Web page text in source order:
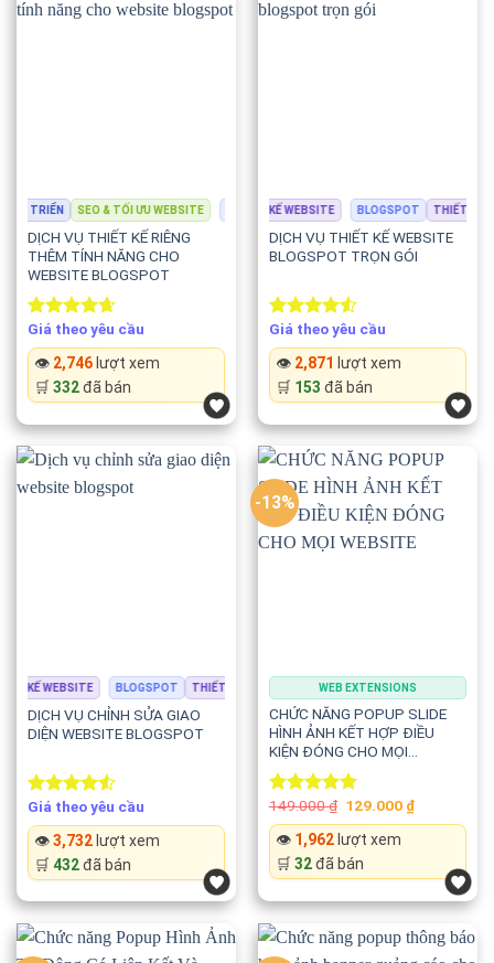
SEO & TỐI ƯU WEBSITE BLOGSPOT THIẾT KẾ WEBSITE LẬP TRÌNH & PHÁT
DỊCH VỤ THIẾT KẾ RIÊNG
THÊM TÍNH NĂNG CHO
WEBSITE BLOGSPOT
Rated4.67
out of 5
Giá theo yêu cầu
👁️ 2,746lượt xem
🛒 332đã bán
BLOGSPOT THIẾT KẾ WEBSITE BLOGSPOT THIẾT KẾ
DỊCH VỤ THIẾT KẾ WEBSITE
BLOGSPOT TRỌN GÓI
Rated
4.50out
of 5
Giá theo yêu cầu
👁️ 2,871 lượt xem
🛒 153 đã bán
KẾ WEBSITE BLOGSPOT THIẾT KẾ WEBSITE
DỊCH VỤ CHỈNH SỬA GIAO
DIỆN WEBSITE BLOGSPOT
Rated
4.50out
of 5
Giá theo yêu cầu
👁️3,732lượt xem
🛒 432đã bán
-13%
WEB EXTENSIONS
CHỨC NĂNG POPUP SLIDE
HÌNH ẢNH KẾT HỢP ĐIỀU
KIỆN ĐÓNG CHO MỌI
WEBSITE
Rated5.00
out of 5
149.000₫ Original
was:
149.000 ₫.
129.000 ₫Current
price
👁️ 1,962lượt xem
🛒 32đã bán